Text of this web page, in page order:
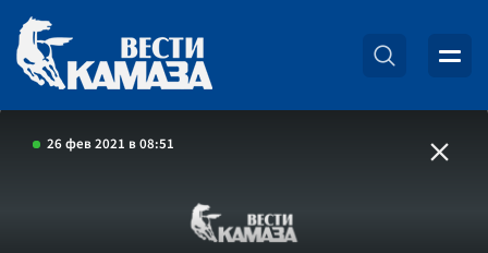
26 фев 2021 в 08:51